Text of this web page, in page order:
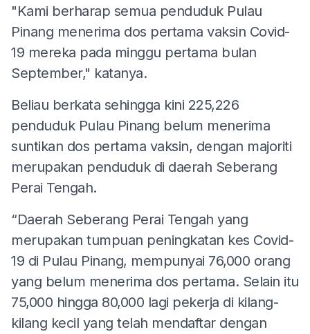
"Kami berharap semua penduduk Pulau
Pinang menerima dos pertama vaksin Covid-
19 mereka pada minggu pertama bulan
September," katanya.
Beliau berkata sehingga kini 225,226
penduduk Pulau Pinang belum menerima
suntikan dos pertama vaksin, dengan majoriti
merupakan penduduk di daerah Seberang
Perai Tengah.
“Daerah Seberang Perai Tengah yang
merupakan tumpuan peningkatan kes Covid-
19 di Pulau Pinang, mempunyai 76,000 orang
yang belum menerima dos pertama. Selain itu
75,000 hingga 80,000 lagi pekerja di kilang-
kilang kecil yang telah mendaftar dengan